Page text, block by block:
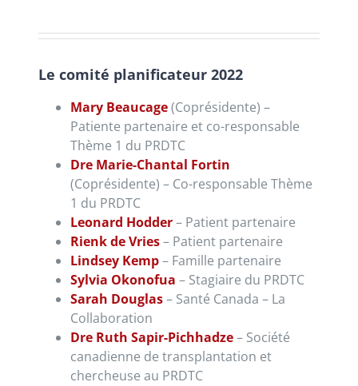
Le comité planificateur 2022
Mary Beaucage(Coprésidente) –
Patiente partenaire et co-responsable
Thème 1 du PRDTC
Dre Marie-Chantal Fortin
(Coprésidente) – Co-responsable Thème
1 du PRDTC
Leonard Hodder– Patient partenaire
Rienk de Vries– Patient partenaire
Lindsey Kemp– Famille partenaire
Sylvia Okonofua – Stagiaire du PRDTC
Sarah Douglas– Santé Canada – La
Collaboration
Dre Ruth Sapir-Pichhadze– Société
canadienne de transplantation et
chercheuse au PRDTC